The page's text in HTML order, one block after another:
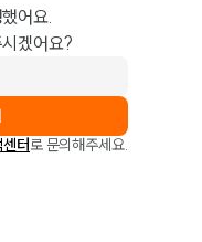
어요.
겠어요?
터로 문의해주세요.